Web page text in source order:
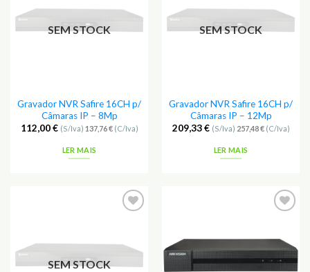
SEM STOCK
Gravador NVR Safire 16CH p/
Câmaras IP – 8Mp
112,00€ (S/Iva) 137,76€(C/Iva)
LER MAIS
SEM STOCK
Gravador NVR Safire 16CH p/
Câmaras IP – 12Mp
209,33€ (S/Iva) 257,48€(C/Iva)
LER MAIS
SEM STOCK
Favoritos